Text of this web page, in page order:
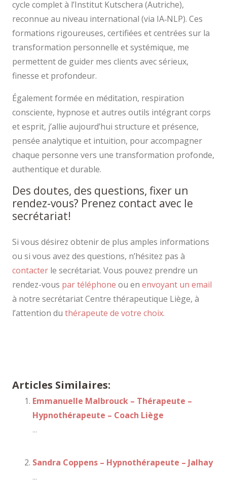
cycle complet à l’Institut Kutschera (Autriche),
reconnue au niveau international (via IA‑NLP). Ces
formations rigoureuses, certifiées et centrées sur la
transformation personnelle et systémique, me
permettent de guider mes clients avec sérieux,
finesse et profondeur.
Également formée en méditation, respiration
consciente, hypnose et autres outils intégrant corps
et esprit, j’allie aujourd’hui structure et présence,
pensée analytique et intuition, pour accompagner
chaque personne vers une transformation profonde,
authentique et durable.
Des doutes, des questions, fixer un
rendez-vous? Prenez contact avec le
secrétariat!
Si vous désirez obtenir de plus amples informations
ou si vous avez des questions, n’hésitez pas à
contacter le secrétariat. Vous pouvez prendre un
rendez-vous par téléphone ou en envoyant un email
à notre secrétariat Centre thérapeutique Liège, à
l’attention du thérapeute de votre choix.
Articles Similaires:
Emmanuelle Malbrouck – Thérapeute –
Hypnothérapeute – Coach Liège
...
Sandra Coppens – Hypnothérapeute – Jalhay
...